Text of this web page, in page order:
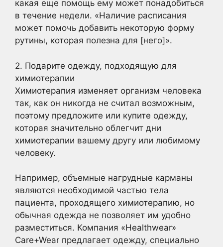
какая еще помощь ему может понадобиться
в течение недели. «Наличие расписания
может помочь добавить некоторую форму
рутины, которая полезна для [него]».
2. Подарите одежду, подходящую для
химиотерапии
Химиотерапия изменяет организм человека
так, как он никогда не считал возможным,
поэтому предложите или купите одежду,
которая значительно облегчит дни
химиотерапии вашему другу или любимому
человеку.
Например, объемные нагрудные карманы
являются необходимой частью тела
пациента, проходящего химиотерапию, но
обычная одежда не позволяет им удобно
разместиться. Компания «Healthwear»
Care+Wear предлагает одежду, специально